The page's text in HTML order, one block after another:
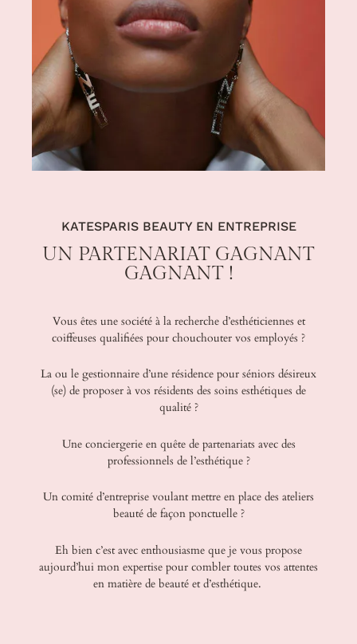
KATESPARIS BEAUTY EN ENTREPRISE
UN PARTENARIAT GAGNANT
GAGNANT !
Vous êtes une société à la recherche d’esthéticiennes et
coiffeuses qualifiées pour chouchouter vos employés ?
La ou le gestionnaire d’une résidence pour séniors désireux
(se) de proposer à vos résidents des soins esthétiques de
qualité ?
Une conciergerie en quête de partenariats avec des
professionnels de l’esthétique ?
Un comité d’entreprise voulant mettre en place des ateliers
beauté de façon ponctuelle ?
Eh bien c’est avec enthousiasme que je vous propose
aujourd’hui mon expertise pour combler toutes vos attentes
en matière de beauté et d’esthétique.